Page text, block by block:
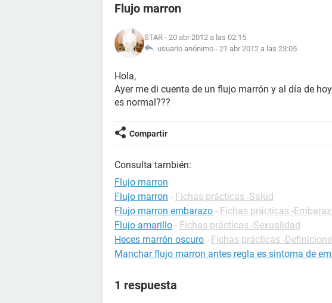
Flujo marron
STAR - 20 abr 2012 a las 02:15
usuario anónimo - 21 abr 2012 a las 23:05
Hola,
Ayer me di cuenta de un flujo marrón y al día de
es normal???
Compartir
Consulta también:
Flujo marron
Flujo marron - Fichas prácticas -Salud
Flujo marron embarazo - Fichas prácticas -
Flujo amarillo - Fichas prácticas -Sexualidad
Heces marrón oscuro - Fichas prácticas -
Manchar flujo marron antes regla es sintoma de
1 respuesta